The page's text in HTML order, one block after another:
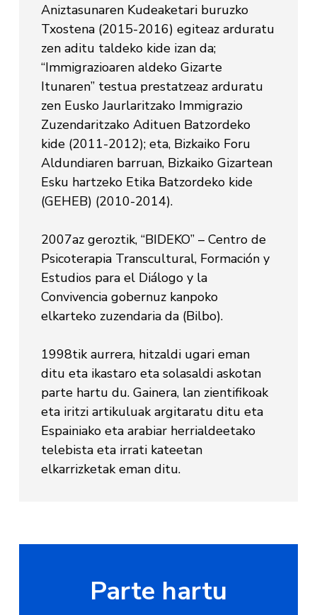
Aniztasunaren Kudeaketari buruzko
Txostena (2015-2016) egiteaz arduratu
zen aditu taldeko kide izan da;
“Immigrazioaren aldeko Gizarte
Itunaren” testua prestatzeaz arduratu
zen Eusko Jaurlaritzako Immigrazio
Zuzendaritzako Adituen Batzordeko
kide (2011-2012); eta, Bizkaiko Foru
Aldundiaren barruan, Bizkaiko Gizartean
Esku hartzeko Etika Batzordeko kide
(GEHEB) (2010-2014).
2007az geroztik, “BIDEKO” – Centro de
Psicoterapia Transcultural, Formación y
Estudios para el Diálogo y la
Convivencia gobernuz kanpoko
elkarteko zuzendaria da (Bilbo).
1998tik aurrera, hitzaldi ugari eman
ditu eta ikastaro eta solasaldi askotan
parte hartu du. Gainera, lan zientifikoak
eta iritzi artikuluak argitaratu ditu eta
Espainiako eta arabiar herrialdeetako
telebista eta irrati kateetan
elkarrizketak eman ditu.
Parte hartu